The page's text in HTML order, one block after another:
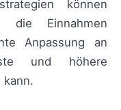
können
die Einnahmen
Anpassung an
und höhere
kann.